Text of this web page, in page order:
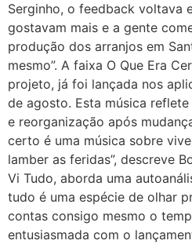
Serginho, o feedback voltava
gostavam mais e a gente
produção dos arranjos em
mesmo”. A faixa O Que Era
projeto, já foi lançada nos
de agosto. Esta música
e reorganização após
certo é uma música sobre
lamber as feridas”, descreve
Vi Tudo, aborda uma
tudo é uma espécie de olhar
contas consigo mesmo o
entusiasmada com o